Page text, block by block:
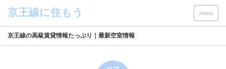
menu
京王線の高級賃貸情報たっぷり｜最新空室情報